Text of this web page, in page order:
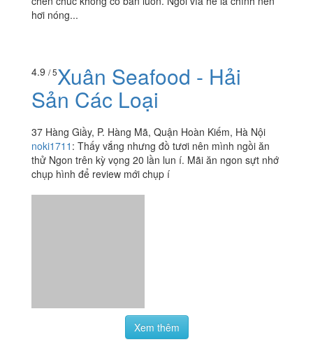
hơi nóng...
4.9 / 5Xuân Seafood - Hải
Sản Các Loại
37 Hàng Giầy, P. Hàng Mã, Quận Hoàn Kiếm, Hà Nội
noki1711 : Thấy vắng nhưng đồ tươi nên mình ngồi ăn
thử Ngon trên kỳ vọng 20 lần lun í. Mãi ăn ngon sựt nhớ
chụp hình để review mới chụp í
Xem thêm